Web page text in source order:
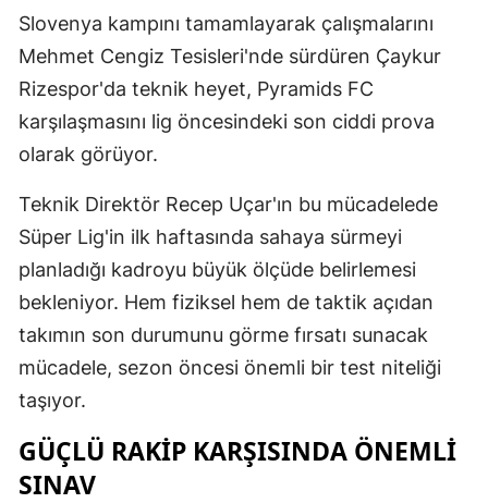
Slovenya kampını tamamlayarak çalışmalarını
Mehmet Cengiz Tesisleri'nde sürdüren Çaykur
Rizespor'da teknik heyet, Pyramids FC
karşılaşmasını lig öncesindeki son ciddi prova
olarak görüyor.
Teknik Direktör Recep Uçar'ın bu mücadelede
Süper Lig'in ilk haftasında sahaya sürmeyi
planladığı kadroyu büyük ölçüde belirlemesi
bekleniyor. Hem fiziksel hem de taktik açıdan
takımın son durumunu görme fırsatı sunacak
mücadele, sezon öncesi önemli bir test niteliği
taşıyor.
GÜÇLÜ RAKIP KARŞISINDA ÖNEMLI
SINAV